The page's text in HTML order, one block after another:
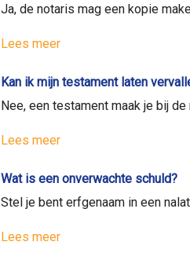
Ja, de notaris mag een kopie
Lees meer
Kan ik mijn testament laten
Nee, een testament maak je bij de
Lees meer
Wat is een onverwachte schuld?
Stel je bent erfgenaam in een
Lees meer